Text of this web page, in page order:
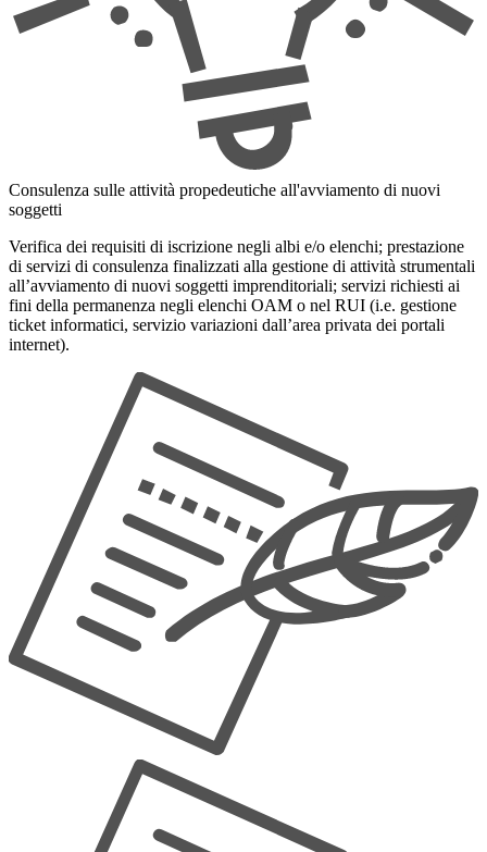
Consulenza sulle attività propedeutiche all'avviamento di nuovi
soggetti
Verifica dei requisiti di iscrizione negli albi e/o elenchi; prestazione
di servizi di consulenza finalizzati alla gestione di attività strumentali
all’avviamento di nuovi soggetti imprenditoriali; servizi richiesti ai
fini della permanenza negli elenchi OAM o nel RUI (i.e. gestione
ticket informatici, servizio variazioni dall’area privata dei portali
internet).